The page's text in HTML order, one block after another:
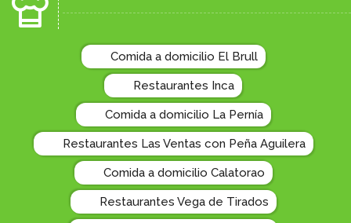
Comida a domicilio El Brull
Restaurantes Inca
Comida a domicilio La Pernía
Restaurantes Las Ventas con Peña Aguilera
Comida a domicilio Calatorao
Restaurantes Vega de Tirados